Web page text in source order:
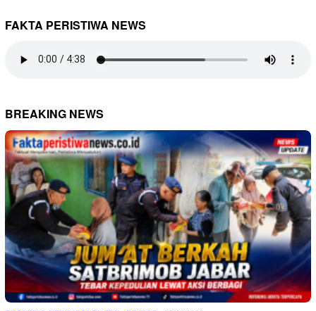
FAKTA PERISTIWA NEWS
BREAKING NEWS